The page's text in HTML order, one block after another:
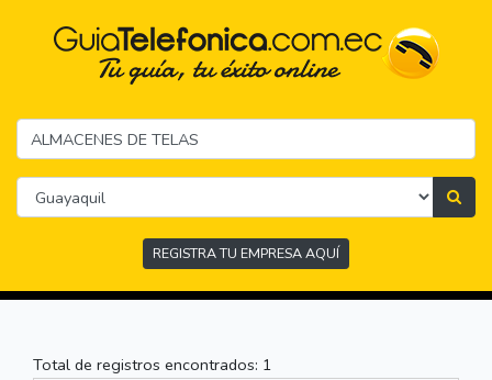
REGISTRA TU EMPRESA AQUÍ
Total de registros encontrados: 1